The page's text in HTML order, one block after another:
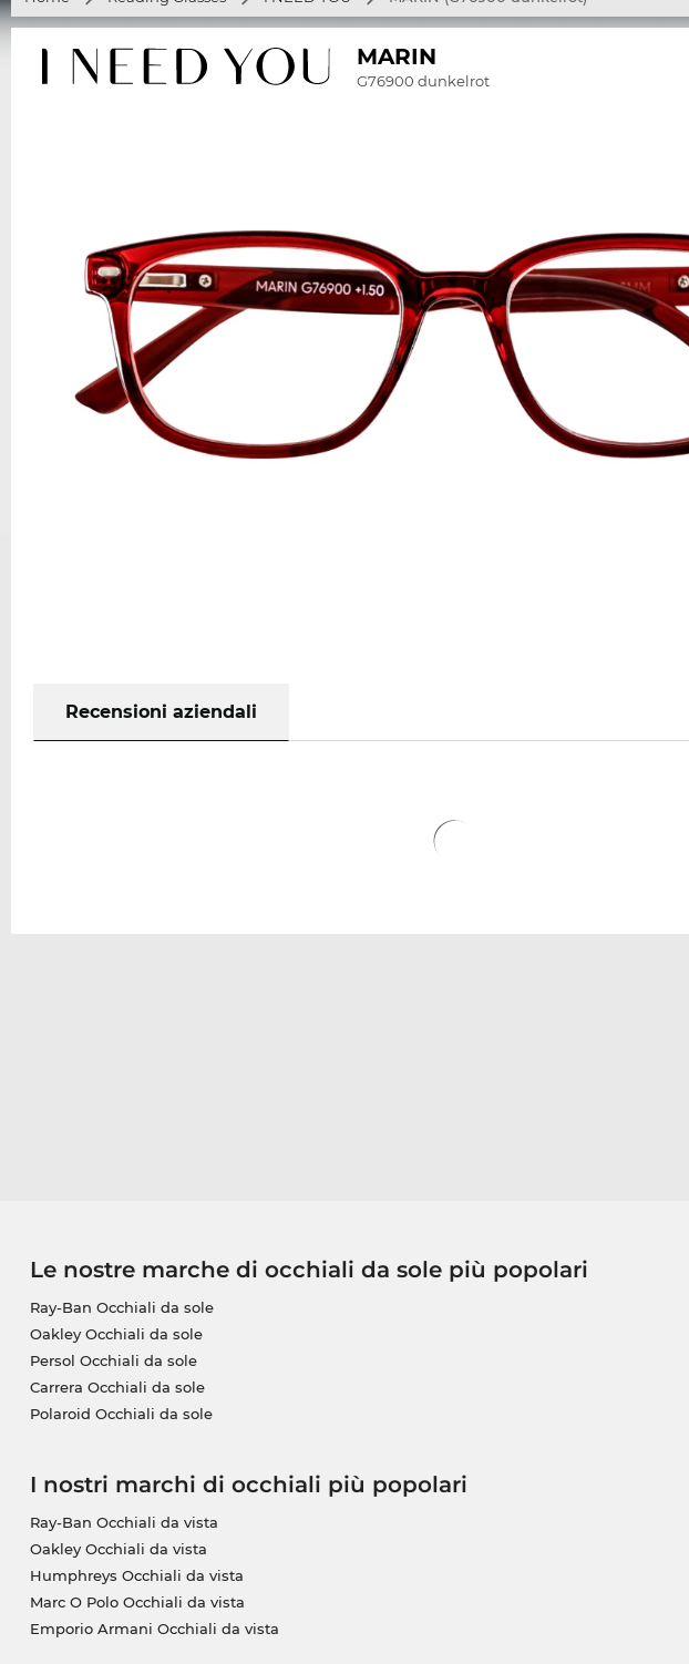
MARIN
G76900 dunkelrot
Recensioni aziendali
Le nostre marche di occhiali da sole più popolari
Ray-Ban Occhiali da sole
Oakley Occhiali da sole
Persol Occhiali da sole
Carrera Occhiali da sole
Polaroid Occhiali da sole
I nostri marchi di occhiali più popolari
Ray-Ban Occhiali da vista
Oakley Occhiali da vista
Humphreys Occhiali da vista
Marc O Polo Occhiali da vista
Emporio Armani Occhiali da vista